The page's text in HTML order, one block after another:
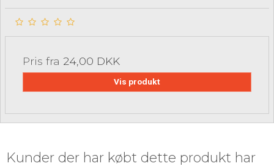
Pris fra 24,00 DKK
Vis produkt
Kunder der har købt dette produkt har